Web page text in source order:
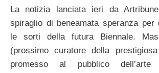
La notizia lanciata ieri da
spiraglio di beneamata speranza per
le sorti della futura Biennale.
(prossimo curatore della
promesso al pubblico dell’arte